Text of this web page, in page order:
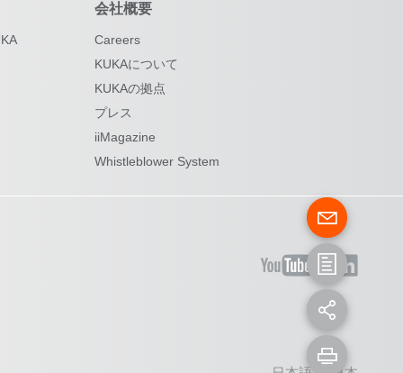
会社概要
Careers
KUKAについて
KUKAの拠点
プレス
iiMagazine
Whistleblower System